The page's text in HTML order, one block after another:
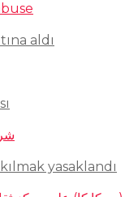
aldı
yasaklandı